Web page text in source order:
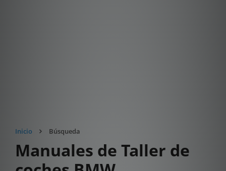
Inicio Búsqueda
Manuales de Taller de